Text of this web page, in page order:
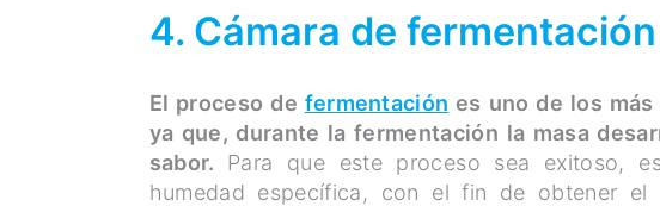
4. Cámara de fermentación
El proceso de fermentación es uno de los
ya que, durante la fermentación la masa
sabor. Para que este proceso sea exitoso,
humedad específica, con el fin de obtener